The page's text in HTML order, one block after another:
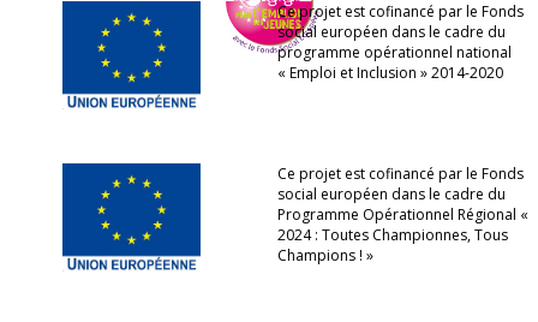
Ce projet est cofinancé par le Fonds
social européen dans le cadre du
programme opérationnel national
« Emploi et Inclusion » 2014-2020
Ce projet est cofinancé par le Fonds
social européen dans le cadre du
Programme Opérationnel Régional «
2024 : Toutes Championnes, Tous
Champions ! »